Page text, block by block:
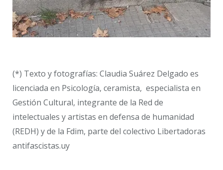
(*) Texto y fotografías: Claudia Suárez Delgado es
licenciada en Psicología, ceramista, especialista en
Gestión Cultural, integrante de la Red de
intelectuales y artistas en defensa de humanidad
(REDH) y de la Fdim, parte del colectivo Libertadoras
antifascistas.uy